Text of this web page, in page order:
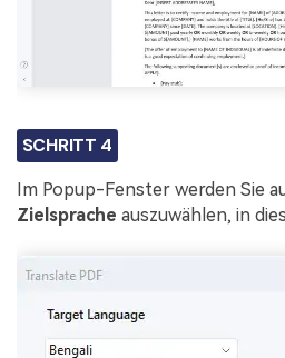
SCHRITT 4
Im Popup-Fenster werden Sie
Zielsprache auszuwählen, in